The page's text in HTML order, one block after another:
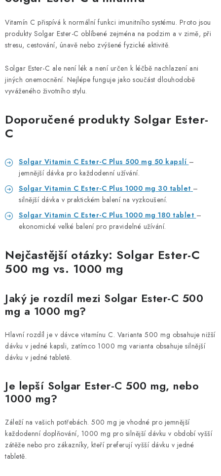
Vitamín C přispívá k normální funkci imunitního systému. Proto jsou
produkty Solgar Ester-C oblíbené zejména na podzim a v zimě, při
stresu, cestování, únavě nebo zvýšené fyzické aktivitě.
Solgar Ester-C ale není lék a není určen k léčbě nachlazení ani
jiných onemocnění. Nejlépe funguje jako součást dlouhodobě
vyváženého životního stylu.
Doporučené produkty Solgar Ester-
C
Solgar Vitamin C Ester-C Plus 500 mg 50 kapslí –
jemnější dávka pro každodenní užívání.
Solgar Vitamin C Ester-C Plus 1000 mg 30 tablet –
silnější dávka v praktickém balení na vyzkoušení.
Solgar Vitamin C Ester-C Plus 1000 mg 180 tablet –
ekonomické velké balení pro pravidelné užívání.
Nejčastější otázky: Solgar Ester-C
500 mg vs. 1000 mg
Jaký je rozdíl mezi Solgar Ester-C 500
mg a 1000 mg?
Hlavní rozdíl je v dávce vitamínu C. Varianta 500 mg obsahuje nižší
dávku v jedné kapsli, zatímco 1000 mg varianta obsahuje silnější
dávku v jedné tabletě.
Je lepší Solgar Ester-C 500 mg, nebo
1000 mg?
Záleží na vašich potřebách. 500 mg je vhodné pro jemnější
každodenní doplňování, 1000 mg pro silnější dávku v období vyšší
zátěže nebo pro zákazníky, kteří preferují vyšší dávku v jedné
tabletě.